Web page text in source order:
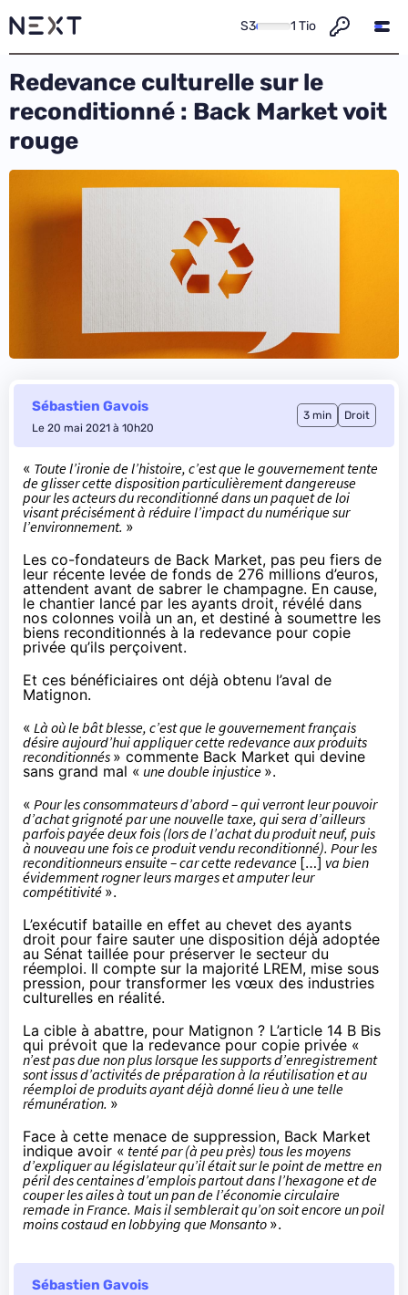
S3 1 Tio
Redevance culturelle sur le
reconditionné : Back Market voit
rouge
Sébastien Gavois
Le 20 mai 2021 à 10h20
3 min Droit
« Toute l’ironie de l’histoire, c’est que le gouvernement tente
de glisser cette disposition particulièrement dangereuse
pour les acteurs du reconditionné dans un paquet de loi
visant précisément à réduire l’impact du numérique sur
l’environnement. »
Les co-fondateurs de Back Market, pas peu fiers de
leur récente levée de fonds de 276 millions d’euros,
attendent avant de sabrer le champagne. En cause,
le chantier lancé par les ayants droit, révélé dans
nos colonnes voilà un an, et destiné à soumettre les
biens reconditionnés à la redevance pour copie
privée qu’ils perçoivent.
Et ces bénéficiaires ont déjà obtenu l’aval de
Matignon.
« Là où le bât blesse, c’est que le gouvernement français
désire aujourd’hui appliquer cette redevance aux produits
reconditionnés » commente Back Market qui devine
sans grand mal « une double injustice ».
« Pour les consommateurs d’abord – qui verront leur pouvoir
d’achat grignoté par une nouvelle taxe, qui sera d’ailleurs
parfois payée deux fois (lors de l’achat du produit neuf, puis
à nouveau une fois ce produit vendu reconditionné). Pour les
reconditionneurs ensuite – car cette redevance […] va bien
évidemment rogner leurs marges et amputer leur
compétitivité ».
L’exécutif bataille en effet au chevet des ayants
droit pour faire sauter une disposition déjà adoptée
au Sénat taillée pour préserver le secteur du
réemploi. Il compte sur la majorité LREM, mise sous
pression, pour transformer les vœux des industries
culturelles en réalité.
La cible à abattre, pour Matignon ? L’article 14 B Bis
qui prévoit que la redevance pour copie privée «
n’est pas due non plus lorsque les supports d’enregistrement
sont issus d’activités de préparation à la réutilisation et au
réemploi de produits ayant déjà donné lieu à une telle
rémunération. »
Face à cette menace de suppression, Back Market
indique avoir « tenté par (à peu près) tous les moyens
d’expliquer au législateur qu’il était sur le point de mettre en
péril des centaines d’emplois partout dans l’hexagone et de
couper les ailes à tout un pan de l’économie circulaire
remade in France. Mais il semblerait qu’on soit encore un poil
moins costaud en lobbying que Monsanto ».
Sébastien Gavois